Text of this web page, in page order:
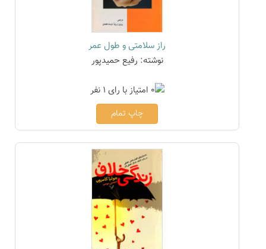
راز سلامتی و طول عمر
نوشته: رفیع حمیدپور
چاپ تمام